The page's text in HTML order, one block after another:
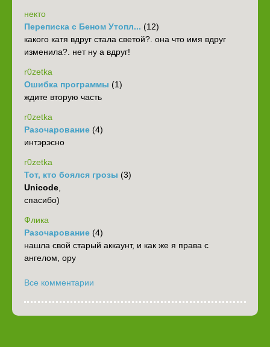
некто
Переписка с Беном Утопл... (12)
какого катя вдруг стала светой?. она что имя вдруг
изменила?. нет ну а вдруг!
r0zetka
Ошибка программы (1)
ждите вторую часть
r0zetka
Разочарование (4)
интэрэсно
r0zetka
Тот, кто боялся грозы (3)
Unicode,
спасибо)
Флика
Разочарование (4)
нашла свой старый аккаунт, и как же я права с
ангелом, ору
Все комментарии